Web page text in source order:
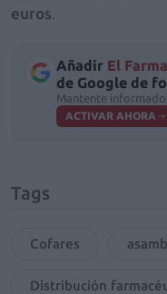
euros
Añadir El
de Google de
Mantente informado
ACTIVAR AHORA
Tags
Cofares
Distribución